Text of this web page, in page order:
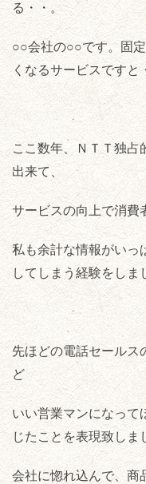
る・・。
○○会社の○○です。固
くなるサービスですと
ここ数年、ＮＴＴ独占
出来て、
サービスの向上で消費
私も余計な情報がいっ
してしまう経験をしま
先ほどの電話セールス
ど
いい営業マンになって
じたことを表現致しま
会社に惚れ込んで、商